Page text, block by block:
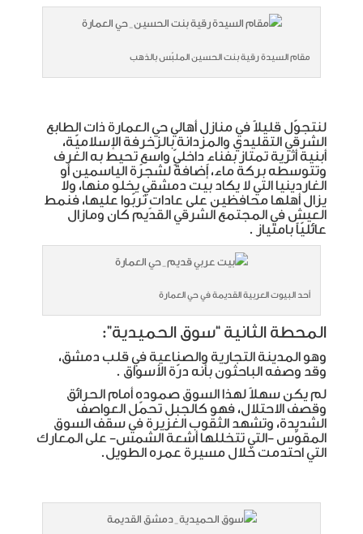
مقام السيدة رقية بنت الحسين الملبّس بالذهب
لنتجوّل قليلاً في منازل أهالي حي العمارة ذات الطابع
الشرقي التقليدي والمزدانةبالزخرفة الإسلاميّة،
أبنية أثرية تمتاز بفناءٍ داخليّ واسعٍ تحيط به الغرف
وتتوسطه بركة ماء، إضافةً لشجرة الياسمين أو
الغاردينيا التي لا يكاد بيت دمشقي يخلو منها، ولا
يزال أهلها محافظين على عاداتٍ تربّوا عليها، فنمط
العيش في المجتمع الشرقي القديم كان ومازال
عائليّاً بامتياز .
أحد البيوت العربية القديمة في حي العمارة
المحطة الثانية “سوق الحميدية”:
وهو المدينة التجارية والصناعية في قلب دمشق،
وقد وصفه الباحثون بأنه درّة الأسواق .
لم يكن سهلاً لهذا السوق صموده أمام الحرائق
وقصف الاحتلال، فهو كالجبل تحمّل العواصف
الشديدة، وتشهد الثقوب الغزيرة في سقف السوق
المقوّس -التي تتخللها أشعة الشمس- على المعارك
التي احتدمت خلال مسيرة عمره الطويل.